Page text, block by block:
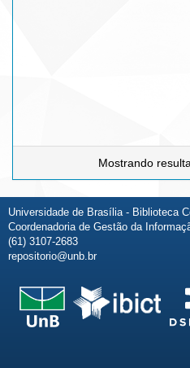
Mostrando
Universidade de Brasília - Biblioteca
Coordenadoria de Gestão da
(61) 3107-2683
repositorio@unb.br